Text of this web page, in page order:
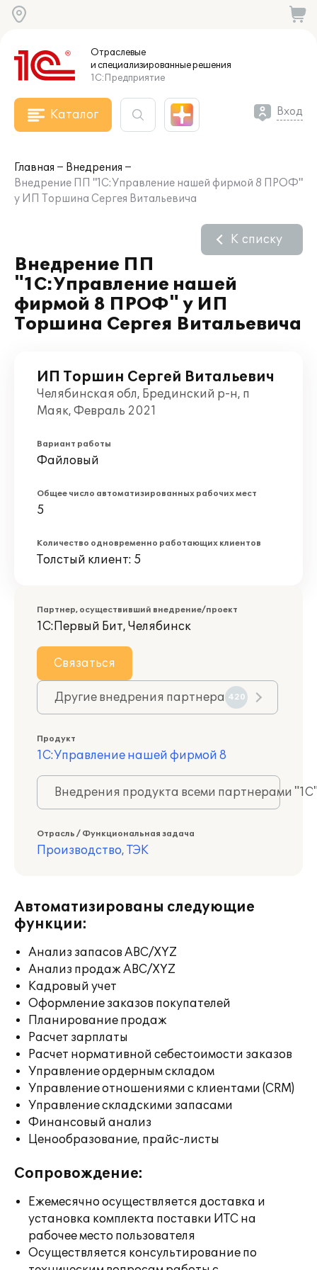
Отраслевые
и специализированныерешения
1С:Предприятие
Каталог Вход
Главная
Внедрения
Внедрение ПП "1С:Управление нашей фирмой 8 ПРОФ"
у ИП Торшина Сергея Витальевича
Внедрение ПП
"1С:Управление нашей
фирмой 8 ПРОФ" у ИП
Торшина Сергея Витальевича
К списку
ИП Торшин Сергей Витальевич
Челябинская обл, Брединский р-н, п
Маяк, Февраль 2021
Вариант работы
Файловый
Общее число автоматизированных рабочих мест
5
Количество одновременно работающих клиентов
Толстый клиент: 5
Партнер, осуществивший внедрение/проект
1С:Первый Бит, Челябинск
Связаться
Другие внедрения партнера 420
Продукт
1С:Управление нашей фирмой 8
Внедрения продукта всеми партнерами
Отрасль / Функциональная задача
Производство, ТЭК
Автоматизированы следующие
функции:
Анализ запасов ABC/XYZ
Анализ продаж ABC/XYZ
Кадровый учет
Оформление заказов покупателей
Планирование продаж
Расчет зарплаты
Расчет нормативной себестоимости заказов
Управление ордерным складом
Управление отношениями с клиентами (CRM)
Управление складскими запасами
Финансовый анализ
Ценообразование, прайс-листы
Сопровождение:
Ежемесячно осуществляется доставка и
установка комплекта поставки ИТС на
рабочее место пользователя
Осуществляется консультирование по